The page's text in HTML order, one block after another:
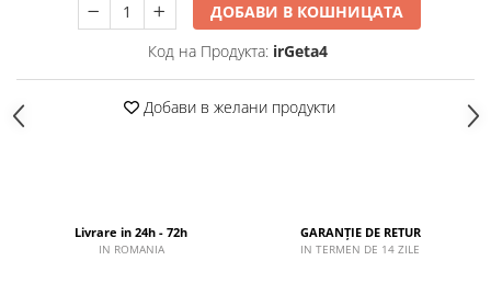
ДОБАВИ В КОШНИЦАТА
Код на Продукта: irGeta4
Добави в желани продукти
Livrare in 24h - 72h
IN ROMANIA
GARANȚIE DE RETUR
IN TERMEN DE 14 ZILE